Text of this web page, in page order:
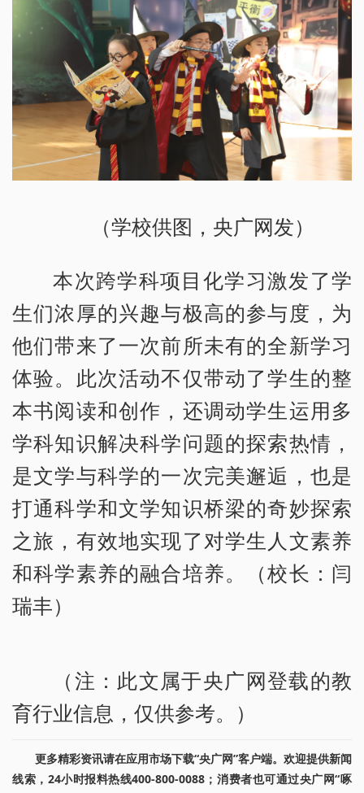
（学校供图，央广网发）
本次跨学科项目化学习激发了学
生们浓厚的兴趣与极高的参与度，为
他们带来了一次前所未有的全新学习
体验。此次活动不仅带动了学生的整
本书阅读和创作，还调动学生运用多
学科知识解决科学问题的探索热情，
是文学与科学的一次完美邂逅，也是
打通科学和文学知识桥梁的奇妙探索
之旅，有效地实现了对学生人文素养
和科学素养的融合培养。（校长：闫
瑞丰）
（注：此文属于央广网登载的教
育行业信息，仅供参考。）
更多精彩资讯请在应用市场下载“央广网”客户端。欢迎提供新闻
线索，24小时报料热线400-800-0088；消费者也可通过央广网“啄